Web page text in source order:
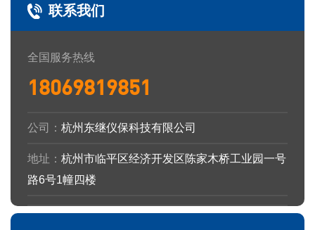
联系我们
全国服务热线
18069819851
公司： 杭州东继仪保科技有限公司
地址： 杭州市临平区经济开发区陈家木桥工业园一号
路6号1幢四楼